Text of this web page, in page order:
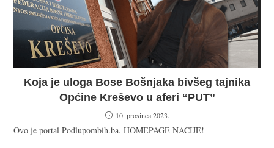
Koja je uloga Bose Bošnjaka bivšeg tajnika
Općine Kreševo u aferi “PUT”
10. prosinca 2023.
Ovo je portal Podlupombih.ba. HOMEPAGE NACIJE!